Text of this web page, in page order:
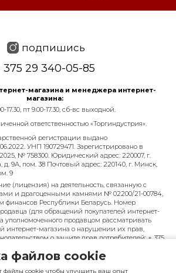
подпишись
375 29 340-05-85
магазина и менеджера интернет-
магазина:
17.30, пт 9.00-17.30, сб-вс выходной.
ответственностью «Торгиндустрия».
регистрации выдано
УНП 190729471. Зарегистрировано в
№ 758300. Юридический адрес: 220007, г.
9А, пом. 38 Почтовый адрес: 220140, г. Минск,
9
(лицензия) на деятельность, связанную с
и драгоценными камнями № 02200/21-00784,
финансов Республики Беларусь. Номер
(для обращений покупателей интернет-
уполномоченного продавцом рассматривать
интернет-магазина о нарушении их прав,
о защите прав потребителей: + 375
с обращениями граждан и юридических лиц
комитета, администрация
файлов cookie
файлы cookie чтобы улучшить ваш опыт